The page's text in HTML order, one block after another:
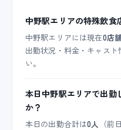
中野駅エリアの特殊飲食
中野駅エリアには現在0店
出勤状況・料金・キャス
い。
本日中野駅エリアで出勤
か？
本日の出勤合計は0人 （